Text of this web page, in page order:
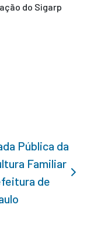
do Sigarp
Pública da
Familiar
de